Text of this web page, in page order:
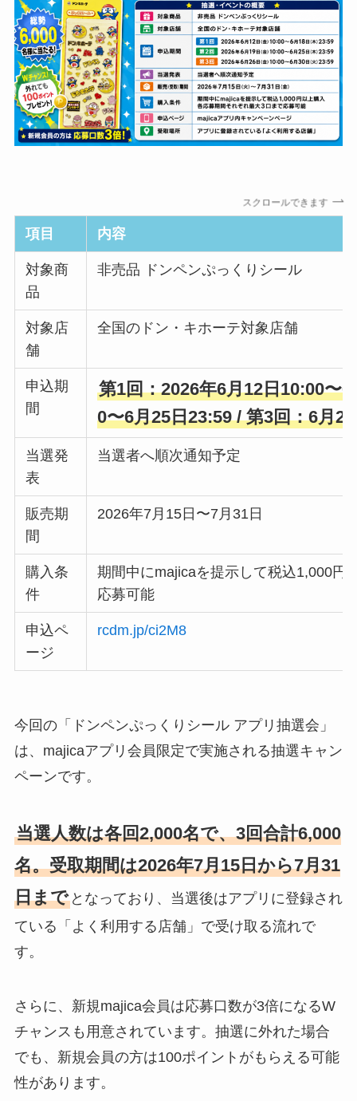
スクロールできます
項目 内容
対象商
品
非売品 ドンペンぷっくりシール
対象店
舗
全国のドン・キホーテ対象店舗
申込期
間
第1回：2026年6月12日10:00〜
0〜6月25日23:59 / 第3回：6月
当選発
表
当選者へ順次通知予定
販売期
間
2026年7月15日〜7月31日
購入条
件
期間中にmajicaを提示して税込1,000円
応募可能
申込ペ
ージ
rcdm.jp/ci2M8
今回の「ドンペンぷっくりシール アプリ抽選会」
は、majicaアプリ会員限定で実施される抽選キャン
ペーンです。
当選人数は各回2,000名で、3回合計6,000
名。受取期間は2026年7月15日から7月31
日までとなっており、当選後はアプリに登録され
ている「よく利用する店舗」で受け取る流れで
す。
さらに、新規majica会員は応募口数が3倍になるW
チャンスも用意されています。抽選に外れた場合
でも、新規会員の方は100ポイントがもらえる可能
性があります。